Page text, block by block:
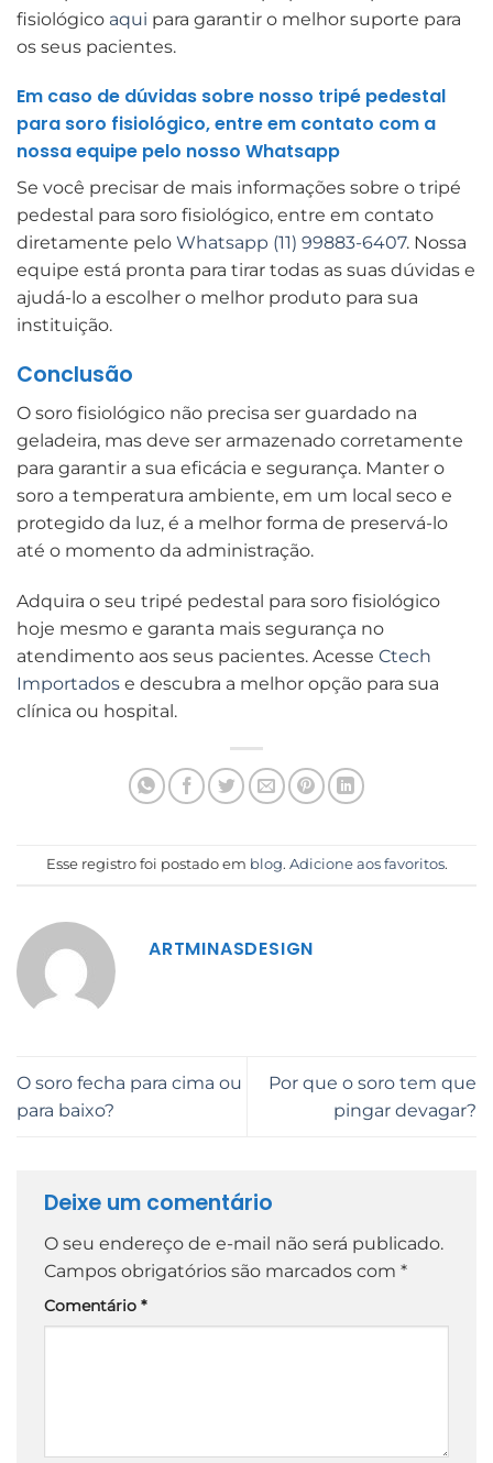
fisiológico aqui para garantir o melhor suporte para
os seus pacientes.
Em caso de dúvidas sobre nosso tripé pedestal
para soro fisiológico, entre em contato com a
nossa equipe pelo nosso Whatsapp
Se você precisar de mais informações sobre o tripé
pedestal para soro fisiológico, entre em contato
diretamente pelo Whatsapp (11) 99883-6407. Nossa
equipe está pronta para tirar todas as suas dúvidas e
ajudá-lo a escolher o melhor produto para sua
instituição.
Conclusão
O soro fisiológico não precisa ser guardado na
geladeira, mas deve ser armazenado corretamente
para garantir a sua eficácia e segurança. Manter o
soro a temperatura ambiente, em um local seco e
protegido da luz, é a melhor forma de preservá-lo
até o momento da administração.
Adquira o seu tripé pedestal para soro fisiológico
hoje mesmo e garanta mais segurança no
atendimento aos seus pacientes. Acesse Ctech
Importados e descubra a melhor opção para sua
clínica ou hospital.
Esse registro foi postado em blog. Adicione aos favoritos.
ARTMINASDESIGN
O soro fecha para cima ou
para baixo?
Por que o soro tem que
pingar devagar?
Deixe um comentário
O seu endereço de e-mail não será publicado.
Campos obrigatórios são marcados com *
Comentário *